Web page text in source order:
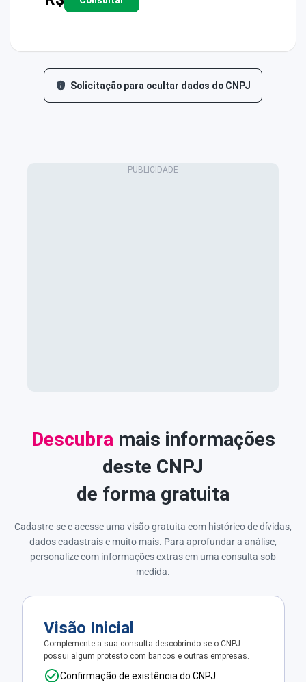
Solicitação para ocultar dados do CNPJ
Descubramais informações
deste CNPJ
de forma gratuita
Cadastre-se e acesse uma visão gratuita com histórico de dívidas,
dados cadastrais e muito mais. Para aprofundar a análise,
personalize com informações extras em uma consulta sob
medida.
Visão Inicial
Complemente a sua consulta descobrindo se o CNPJ
possui algum protesto com bancos e outras empresas.
Confirmação de existência do CNPJ